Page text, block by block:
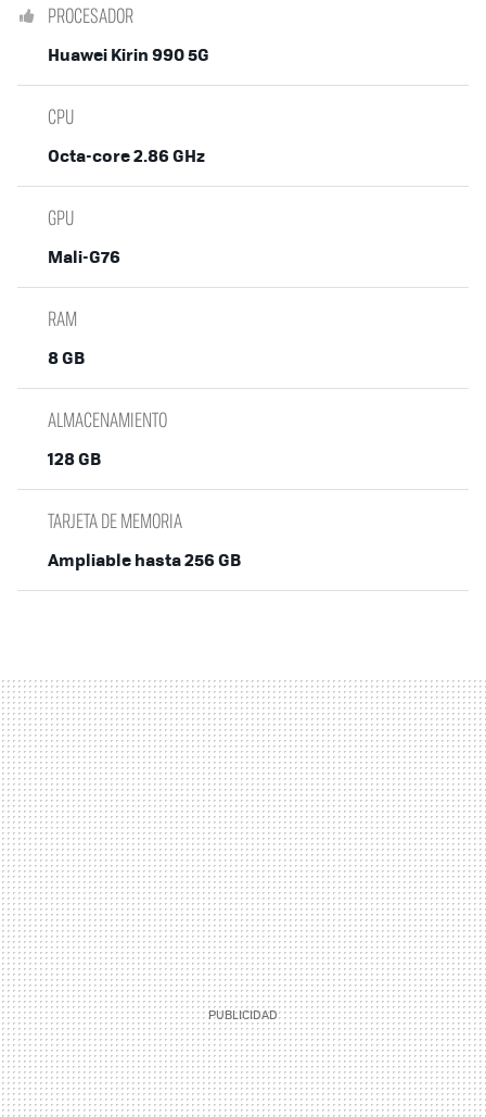
PROCESADOR
Huawei Kirin 990 5G
CPU
Octa-core 2.86 GHz
GPU
Mali-G76
RAM
8 GB
ALMACENAMIENTO
128 GB
TARJETA DE MEMORIA
Ampliable hasta 256 GB